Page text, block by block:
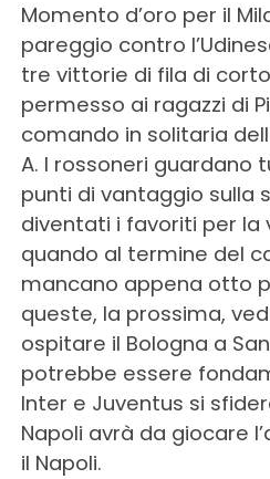
Momento d’oro per il
pareggio contro
tre vittorie di fila di
permesso ai ragazzi di
comando in solitaria
A. I rossoneri guardano
punti di vantaggio sulla
diventati i favoriti per la
quando al termine del
mancano appena otto
queste, la prossima,
ospitare il Bologna a
potrebbe essere
Inter e Juventus si
Napoli avrà da giocare
il Napoli.